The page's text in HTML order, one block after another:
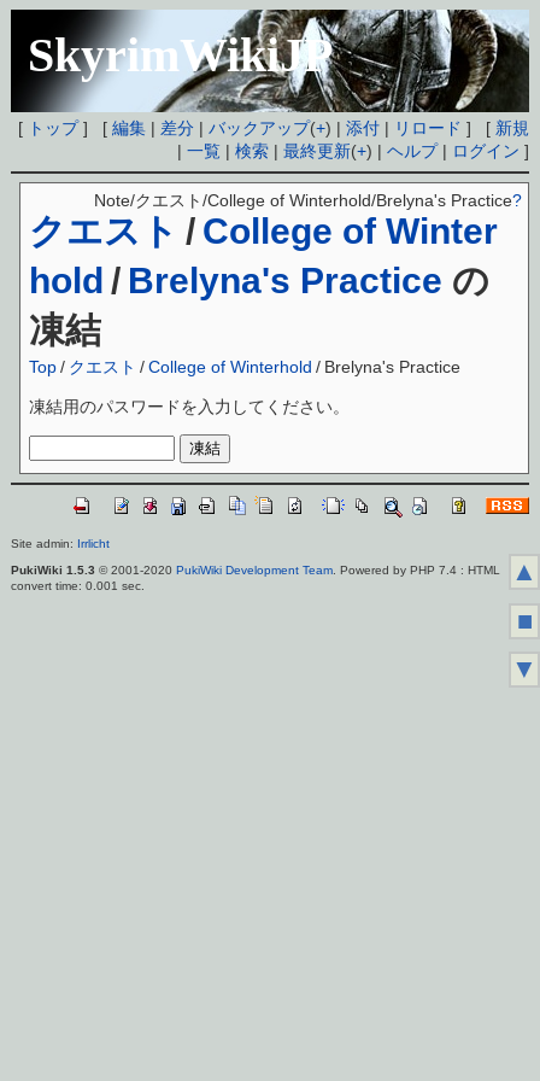
SkyrimWikiJP
[ トップ] [編集 | 差分 |バックアップ(+) |添付 | リロード ] [ 新規
|一覧 |検索 |最終更新(+) |ヘルプ| ログイン ]
クエスト / College of Winter
hold / Brelyna's Practice の
凍結
Note/クエスト/College of Winterhold/Brelyna's Practice?
Top / クエスト /College of Winterhold / Brelyna's Practice
凍結用のパスワードを入力してください。
Site admin: Irrlicht
PukiWiki 1.5.3 © 2001-2020 PukiWiki Development Team. Powered by PHP 7.4 : HTML
convert time: 0.001 sec.
▲
■
▼